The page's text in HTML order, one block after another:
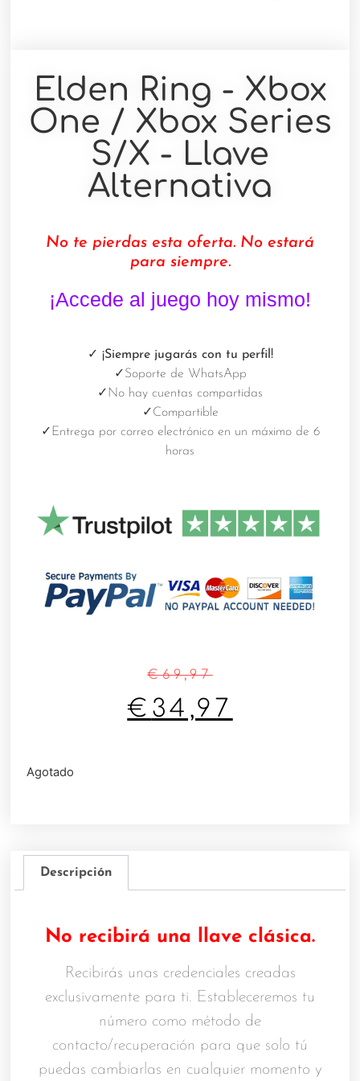
Elden Ring - Xbox
One / Xbox Series
S/X - Llave
Alternativa
No te pierdas esta oferta. No estará
para siempre.
¡Accede al juego hoy mismo!
✓ ¡Siempre jugarás con tu perfil!
✓Soporte de WhatsApp
✓ No hay cuentas compartidas
✓Compartible
✓ Entrega por correo electrónico en un máximo de 6
horas
€69,97
€ 34,97
Agotado
Descripción
No recibirá una llave clásica.
Recibirás unas credenciales creadas
exclusivamente para ti. Estableceremos tu
número como método de
contacto/recuperación para que solo tú
puedas cambiarlas en cualquier momento y